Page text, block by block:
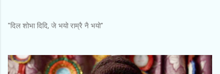
"दिल शोभा दिदि, जे भयो राम्रै नै भयो"